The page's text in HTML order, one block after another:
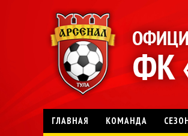
ГЛАВНАЯ КОМАНДА